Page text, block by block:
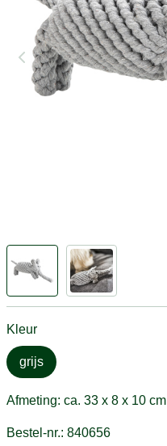
Kleur
grijs
Afmeting: ca. 33 x 8 x 10 cm
Bestel-nr.: 840656